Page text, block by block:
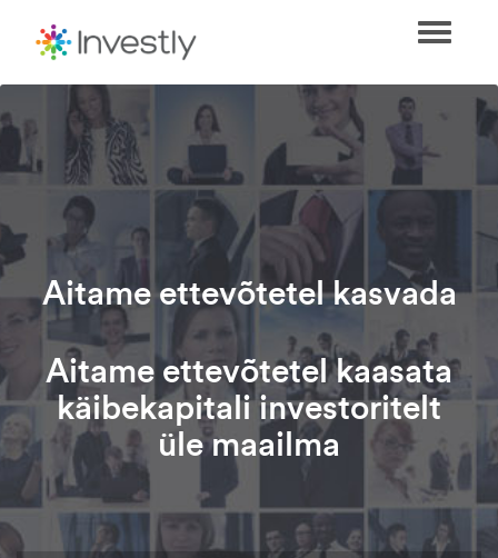
Toggle
Aitame ettevõtetel kasvada
Aitame ettevõtetel kaasata
käibekapitali investoritelt
üle maailma